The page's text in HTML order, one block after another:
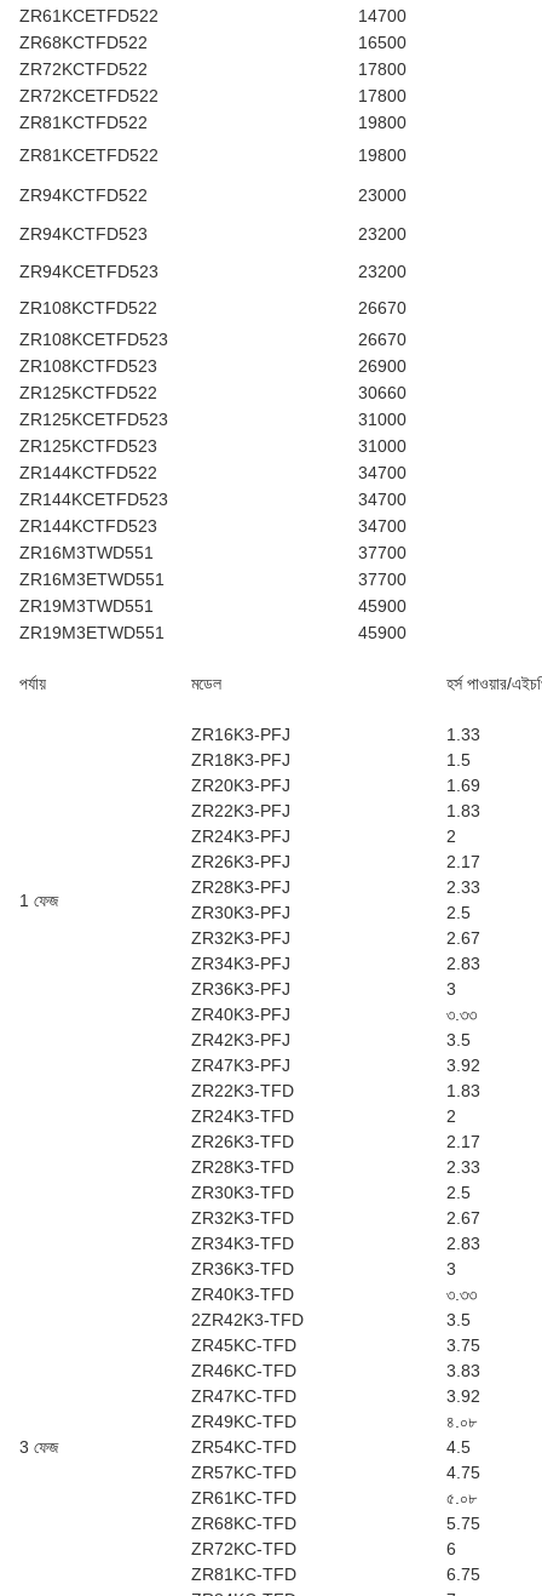
ZR61KCETFD522
14700
ZR68KCTFD522
16500
ZR72KCTFD522
17800
ZR72KCETFD522
17800
ZR81KCTFD522
19800
ZR81KCETFD522
19800
ZR94KCTFD522
23000
ZR94KCTFD523
23200
ZR94KCETFD523
23200
ZR108KCTFD522
26670
ZR108KCETFD523
26670
ZR108KCTFD523
26900
ZR125KCTFD522
30660
ZR125KCETFD523
31000
ZR125KCTFD523
31000
ZR144KCTFD522
34700
ZR144KCETFD523
34700
ZR144KCTFD523
34700
ZR16M3TWD551
37700
ZR16M3ETWD551
37700
ZR19M3TWD551
45900
ZR19M3ETWD551
45900
পর্যায় মডেল হর্স পাওয়ার/
1 ফেজ
ZR16K3-PFJ
1.33
ZR18K3-PFJ
1.5
ZR20K3-PFJ
1.69
ZR22K3-PFJ
1.83
ZR24K3-PFJ
2
ZR26K3-PFJ
2.17
ZR28K3-PFJ
2.33
ZR30K3-PFJ
2.5
ZR32K3-PFJ
2.67
ZR34K3-PFJ
2.83
ZR36K3-PFJ
3
ZR40K3-PFJ
৩.৩৩
ZR42K3-PFJ
3.5
ZR47K3-PFJ
3.92
3 ফেজ
ZR22K3-TFD
1.83
ZR24K3-TFD
2
ZR26K3-TFD
2.17
ZR28K3-TFD
2.33
ZR30K3-TFD
2.5
ZR32K3-TFD
2.67
ZR34K3-TFD
2.83
ZR36K3-TFD
3
ZR40K3-TFD
৩.৩৩
2ZR42K3-TFD
3.5
ZR45KC-TFD
3.75
ZR46KC-TFD
3.83
ZR47KC-TFD
3.92
ZR49KC-TFD
৪.০৮
ZR54KC-TFD
4.5
ZR57KC-TFD
4.75
ZR61KC-TFD
৫.০৮
ZR68KC-TFD
5.75
ZR72KC-TFD
6
ZR81KC-TFD
6.75